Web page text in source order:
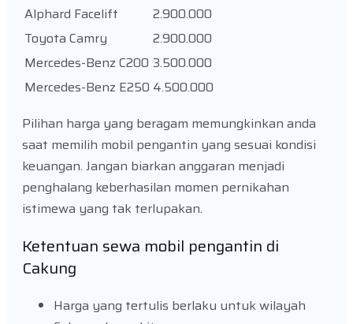
Alphard Facelift
2.900.000
Toyota Camry
2.900.000
Mercedes-Benz C200 3.500.000
Mercedes-Benz E250 4.500.000
Pilihan harga yang beragam memungkinkan anda
saat memilih mobil pengantin yang sesuai kondisi
keuangan. Jangan biarkan anggaran menjadi
penghalang keberhasilan momen pernikahan
istimewa yang tak terlupakan.
Ketentuan sewa mobil pengantin di
Cakung
Harga yang tertulis berlaku untuk wilayah